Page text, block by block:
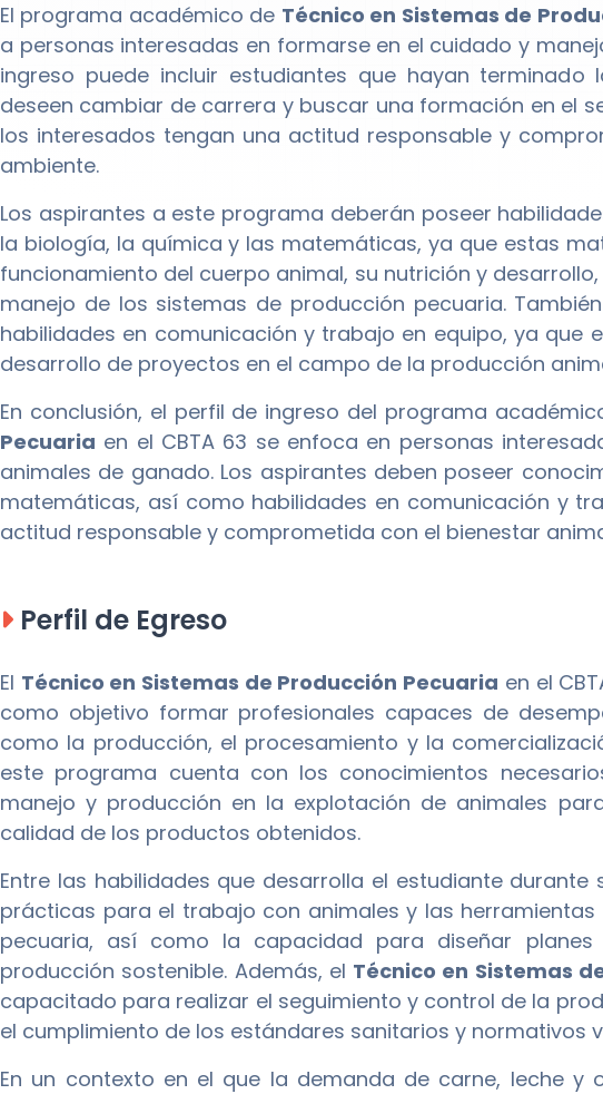
El programa académico de Técnico en Sistemas de
a personas interesadas en formarse en el cuidado y
ingreso puede incluir estudiantes que hayan
deseen cambiar de carrera y buscar una formación en el
los interesados tengan una actitud responsable y
ambiente.
Los aspirantes a este programa deberán poseer
la biología, la química y las matemáticas, ya que estas
funcionamiento del cuerpo animal, su nutrición y
manejo de los sistemas de producción pecuaria.
habilidades en comunicación y trabajo en equipo, ya que
desarrollo de proyectos en el campo de la producción
En conclusión, el perfil de ingreso del programa
Pecuaria en el CBTA 63 se enfoca en personas
animales de ganado. Los aspirantes deben poseer
matemáticas, así como habilidades en comunicación y
actitud responsable y comprometida con el bienestar
Perfil de Egreso
El Técnico en Sistemas de Producción Pecuaria en el
como objetivo formar profesionales capaces de
como la producción, el procesamiento y la
este programa cuenta con los conocimientos
manejo y producción en la explotación de animales
calidad de los productos obtenidos.
Entre las habilidades que desarrolla el estudiante
prácticas para el trabajo con animales y las
pecuaria, así como la capacidad para diseñar
producción sostenible. Además, el Técnico en Sistemas
capacitado para realizar el seguimiento y control de la
el cumplimiento de los estándares sanitarios y normativos
En un contexto en el que la demanda de carne, leche